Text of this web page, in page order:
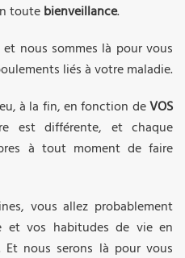
toute bienveillance.
nous sommes là pour vous
liés à votre maladie.
à la fin, en fonction deVOS
est différente, et chaque
à tout moment de faire
vous allez probablement
et vos habitudes de vie en
nous serons là pour vous